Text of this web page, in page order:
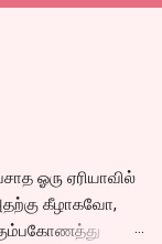
ஓரு ஏரியாவில்
கீழாகவோ,